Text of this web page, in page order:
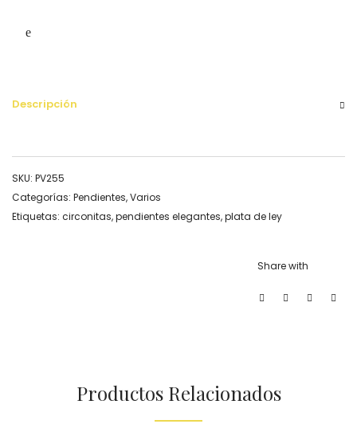
Descripción
SKU: PV255
Categorías: Pendientes,Varios
Etiquetas: circonitas,pendientes elegantes,plata de ley
Share with
Productos Relacionados